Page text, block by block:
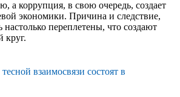
а коррупция, в свою очередь, создает
экономики. Причина и следствие,
настолько переплетены, что создают
круг.
взаимосвязи состоят в